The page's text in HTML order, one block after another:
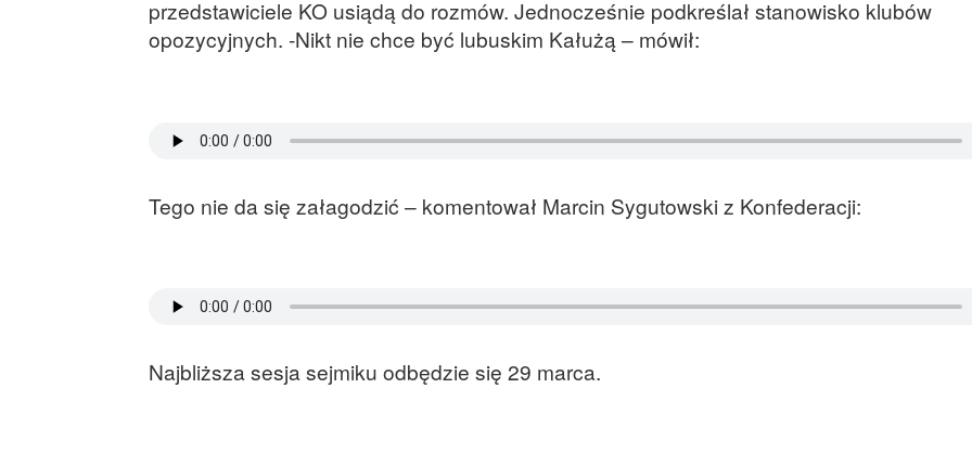
przedstawiciele KO usiądą do rozmów. Jednocześnie podkreślał stanowisko klubów
opozycyjnych. -Nikt nie chce być lubuskim Kałużą – mówił:
Tego nie da się załagodzić – komentował Marcin Sygutowski z Konfederacji:
Najbliższa sesja sejmiku odbędzie się 29 marca.